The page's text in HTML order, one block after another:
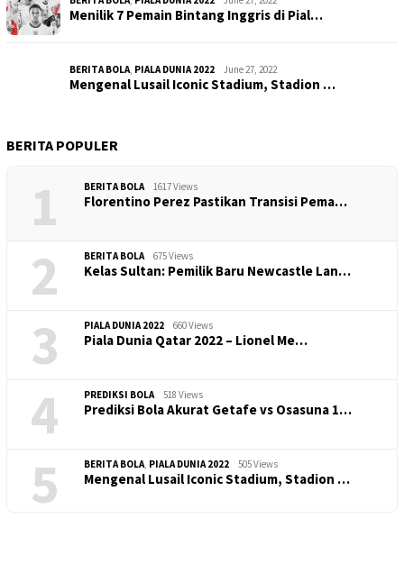
Menilik 7 Pemain Bintang Inggris di Pial…
BERITA BOLA PIALA DUNIA 2022 June 27, 2022
Mengenal Lusail Iconic Stadium, Stadion …
BERITA POPULER
1 BERITA BOLA 1617 Views
​Florentino Perez Pastikan Transisi Pema…
2 BERITA BOLA 675 Views
Kelas Sultan: Pemilik Baru Newcastle Lan…
3 PIALA DUNIA 2022 660 Views
Piala Dunia Qatar 2022 – Lionel Me…
4 PREDIKSI BOLA 518 Views
Prediksi Bola Akurat Getafe vs Osasuna 1…
5 BERITA BOLA PIALA DUNIA 2022 505 Views
Mengenal Lusail Iconic Stadium, Stadion …